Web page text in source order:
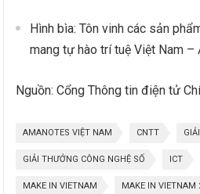
Hình bìa: Tôn vinh các sản
mang tự hào trí tuệ Việt Nam –
Nguồn: Cổng Thông tin điện tử
AMANOTES VIỆT NAM CNTT
GIẢI THƯỞNG CÔNG NGHỆ SỐ ICT
MAKE IN VIETNAM MAKE IN VIETNAM